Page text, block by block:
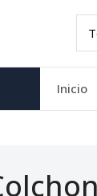
Inicio